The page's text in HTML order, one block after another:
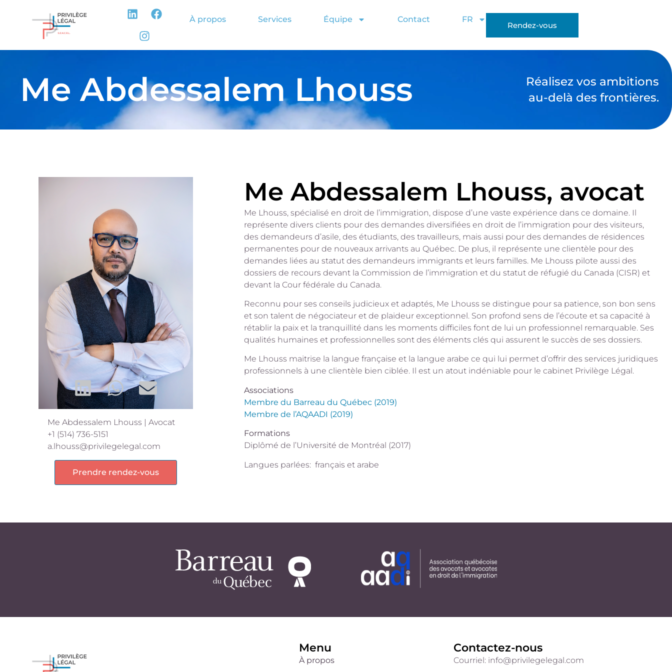
À propos Services Équipe Contact FR
Rendez-vous
Me Abdessalem Lhouss
Réalisez vos ambitions
au-delà des frontières.
Me Abdessalem Lhouss | Avocat
+1 (514) 736-5151
a.lhouss@privilegelegal.com
Prendre rendez-vous
Me Abdessalem Lhouss, avocat
Me Lhouss, spécialisé en droit de l’immigration, dispose d’une vaste expérience dans ce domaine. Il
représente divers clients pour des demandes diversifiées en droit de l’immigration pour des visiteurs,
des demandeurs d’asile, des étudiants, des travailleurs, mais aussi pour des demandes de résidences
permanentes pour de nouveaux arrivants au Québec. De plus, il représente une clientèle pour des
demandes liées au statut des demandeurs immigrants et leurs familles. Me Lhouss pilote aussi des
dossiers de recours devant la Commission de l’immigration et du statut de réfugié du Canada (CISR) et
devant la Cour fédérale du Canada.
Reconnu pour ses conseils judicieux et adaptés, Me Lhouss se distingue pour sa patience, son bon sens
et son talent de négociateur et de plaideur exceptionnel. Son profond sens de l’écoute et sa capacité à
rétablir la paix et la tranquillité dans les moments difficiles font de lui un professionnel remarquable. Ses
qualités humaines et professionnelles sont des éléments clés qui assurent le succès de ses dossiers.
Me Lhouss maitrise la langue française et la langue arabe ce qui lui permet d’offrir des services juridiques
professionnels à une clientèle bien ciblée. Il est un atout indéniable pour le cabinet Privilège Légal.
Associations
Membre du Barreau du Québec (2019)
Membre de l’AQAADI (2019)
Formations
Diplômé de l’Université de Montréal (2017)
Langues parlées: français et arabe
Menu
À propos
Contactez-nous
Courriel: info@privilegelegal.com